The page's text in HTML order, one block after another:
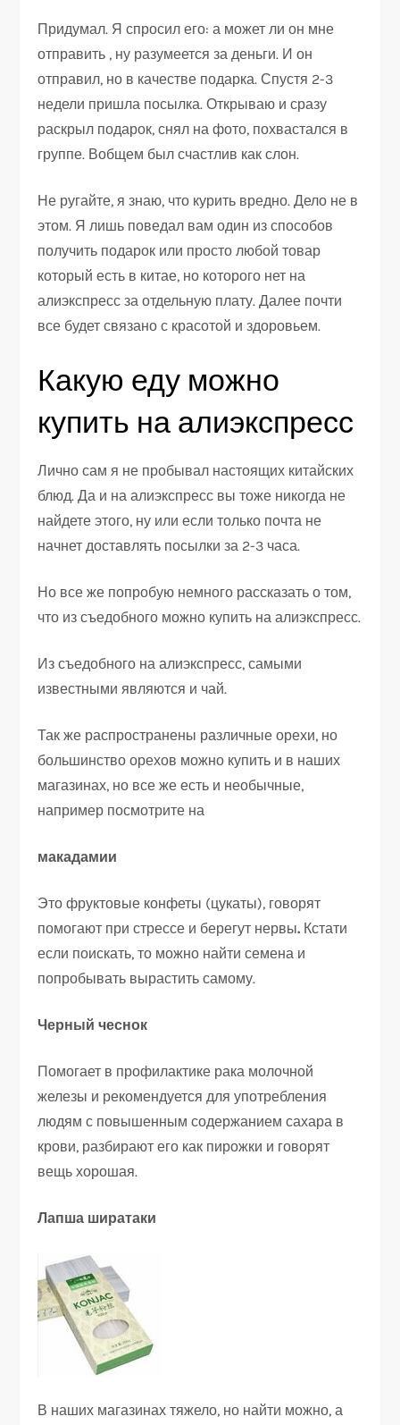
Придумал. Я спросил его: а может ли он мне
отправить , ну разумеется за деньги. И он
отправил, но в качестве подарка. Спустя 2-3
недели пришла посылка. Открываю и сразу
раскрыл подарок, снял на фото, похвастался в
группе. Вобщем был счастлив как слон.
Не ругайте, я знаю, что курить вредно. Дело не в
этом. Я лишь поведал вам один из способов
получить подарок или просто любой товар
который есть в китае, но которого нет на
алиэкспресс за отдельную плату. Далее почти
все будет связано с красотой и здоровьем.
Какую еду можно
купить на алиэкспресс
Лично сам я не пробывал настоящих китайских
блюд. Да и на алиэкспресс вы тоже никогда не
найдете этого, ну или если только почта не
начнет доставлять посылки за 2-3 часа.
Но все же попробую немного рассказать о том,
что из съедобного можно купить на алиэкспресс.
Из съедобного на алиэкспресс, самыми
известными являются и чай.
Так же распространены различные орехи, но
большинство орехов можно купить и в наших
магазинах, но все же есть и необычные,
например посмотрите на
макадамии
Это фруктовые конфеты (цукаты), говорят
помогают при стрессе и берегут нервы. Кстати
если поискать, то можно найти семена и
попробывать вырастить самому.
Черный чеснок
Помогает в профилактике рака молочной
железы и рекомендуется для употребления
людям с повышенным содержанием сахара в
крови, разбирают его как пирожки и говорят
вещь хорошая.
Лапша ширатаки
В наших магазинах тяжело, но найти можно, а